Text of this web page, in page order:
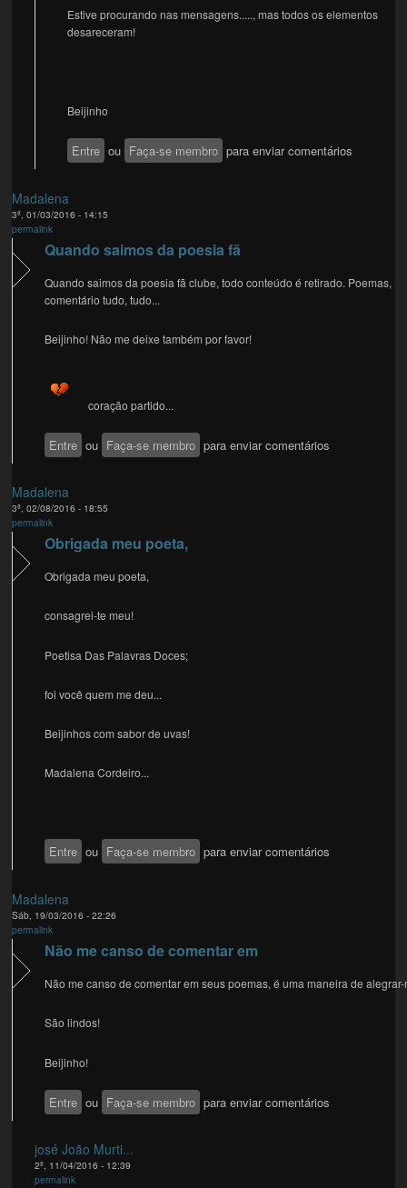
Estive procurando nas mensagens....., mas todos os elementos
desareceram!
Beijinho
Entre ou Faça-se membro para enviar comentários
Madalena
3ª, 01/03/2016 - 14:15
permalink
Quando saimos da poesia fã
Quando saimos da poesia fã clube, todo conteúdo é retirado. Poemas,
comentário tudo, tudo...
Beijinho! Não me deixe também por favor!
coração partido...
Entre ou Faça-se membro para enviar comentários
Madalena
3ª, 02/08/2016 - 18:55
permalink
Obrigada meu poeta,
Obrigada meu poeta,
consagrei-te meu!
Poetisa Das Palavras Doces;
foi você quem me deu...
Beijinhos com sabor de uvas!
Madalena Cordeiro...
Entre ou Faça-se membro para enviar comentários
Madalena
Sáb, 19/03/2016 - 22:26
permalink
Não me canso de comentar em
Não me canso de comentar em seus poemas, é uma maneira de
São lindos!
Beijinho!
Entre ou Faça-se membro para enviar comentários
josé João Murti...
2ª, 11/04/2016 - 12:39
permalink